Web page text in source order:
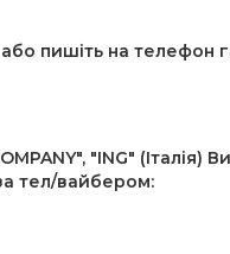
пишіть на телефон
"ING" (Італія)
тел/вайбером: